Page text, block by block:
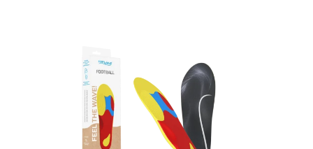
wybrać
stronie